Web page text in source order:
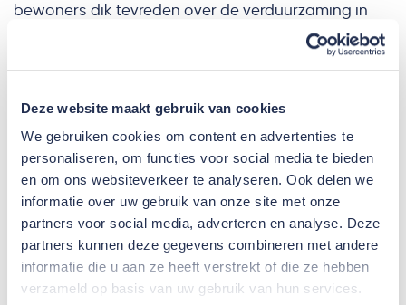
Deze website maakt gebruik van cookies
We gebruiken cookies om content en advertenties te
personaliseren, om functies voor social media te bieden
en om ons websiteverkeer te analyseren. Ook delen we
informatie over uw gebruik van onze site met onze
partners voor social media, adverteren en analyse. Deze
partners kunnen deze gegevens combineren met andere
informatie die u aan ze heeft verstrekt of die ze hebben
verzameld op basis van uw gebruik van hun services.
bewoners dik tevreden over de verduurzaming in
Dit project was een van onze grootste en meest
bijzondere onderhoudsprojecten, die we niet
hadden kunnen doen zonder inzet van ons
projectteam op locatie met haar bouwpartners. Een
belangrijke partner vonden wij in Rc Panels: Rc
Panels leverde in totaal ruim 1.500 volledig op maat
gemaakte kant-en-klare prefab gevelelementen.